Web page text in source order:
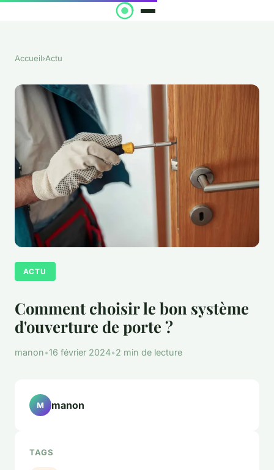
Accueil›Actu
ACTU
Comment choisir le bon système
d'ouverture de porte ?
manon•16 février 2024•2 min de lecture
M manon
TAGS